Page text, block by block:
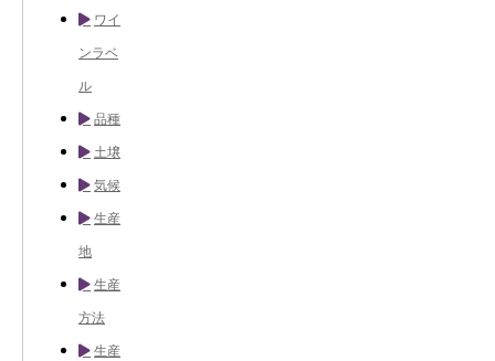
ワイ
ンラベ
ル
品種
土壌
気候
生産
地
生産
方法
生産